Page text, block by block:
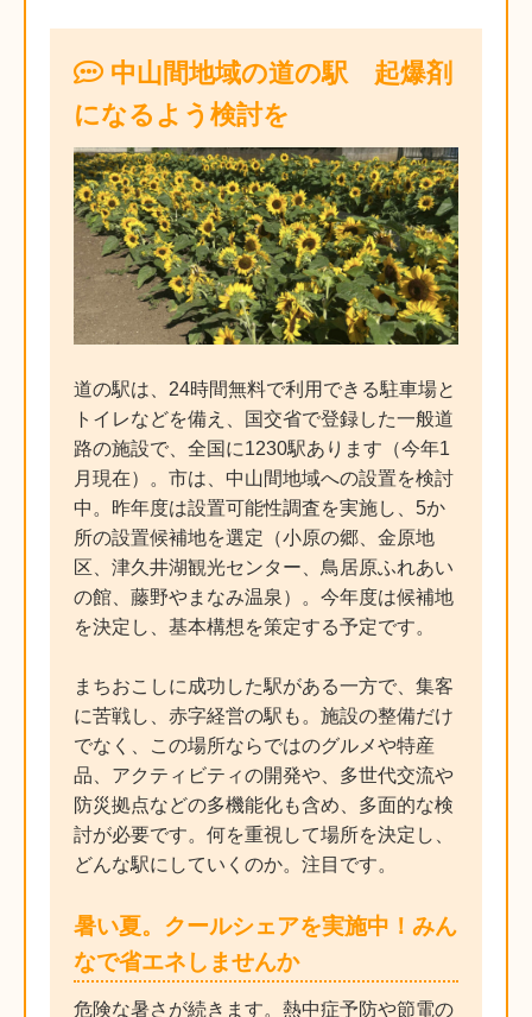
中山間地域の道の駅 起爆剤
になるよう検討を
道の駅は、24時間無料で利用できる駐車場と
トイレなどを備え、国交省で登録した一般道
路の施設で、全国に1230駅あります（今年1
月現在）。市は、中山間地域への設置を検討
中。昨年度は設置可能性調査を実施し、5か
所の設置候補地を選定（小原の郷、金原地
区、津久井湖観光センター、鳥居原ふれあい
の館、藤野やまなみ温泉）。今年度は候補地
を決定し、基本構想を策定する予定です。
まちおこしに成功した駅がある一方で、集客
に苦戦し、赤字経営の駅も。施設の整備だけ
でなく、この場所ならではのグルメや特産
品、アクティビティの開発や、多世代交流や
防災拠点などの多機能化も含め、多面的な検
討が必要です。何を重視して場所を決定し、
どんな駅にしていくのか。注目です。
暑い夏。クールシェアを実施中！みん
なで省エネしませんか
危険な暑さが続きます。熱中症予防や節電の